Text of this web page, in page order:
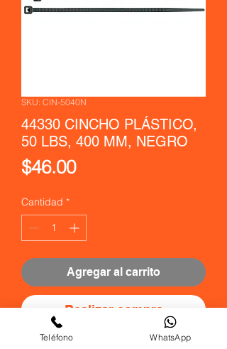
SKU: CIN-5040N
44330 CINCHO PLÁSTICO,
50 LBS, 400 MM, NEGRO
$46.00Precio
Cantidad *
Agregar al carrito
Realizar compra
Teléfono WhatsApp